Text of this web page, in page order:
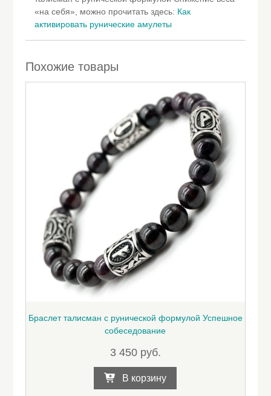
«на себя», можно прочитать здесь: Как
активировать рунические амулеты
Похожие товары
Браслет талисман с рунической формулой Успешное
собеседование
3 450 руб.
В корзину